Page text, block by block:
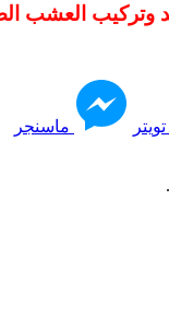
وتركيب العشب
تويتر ماسنجر